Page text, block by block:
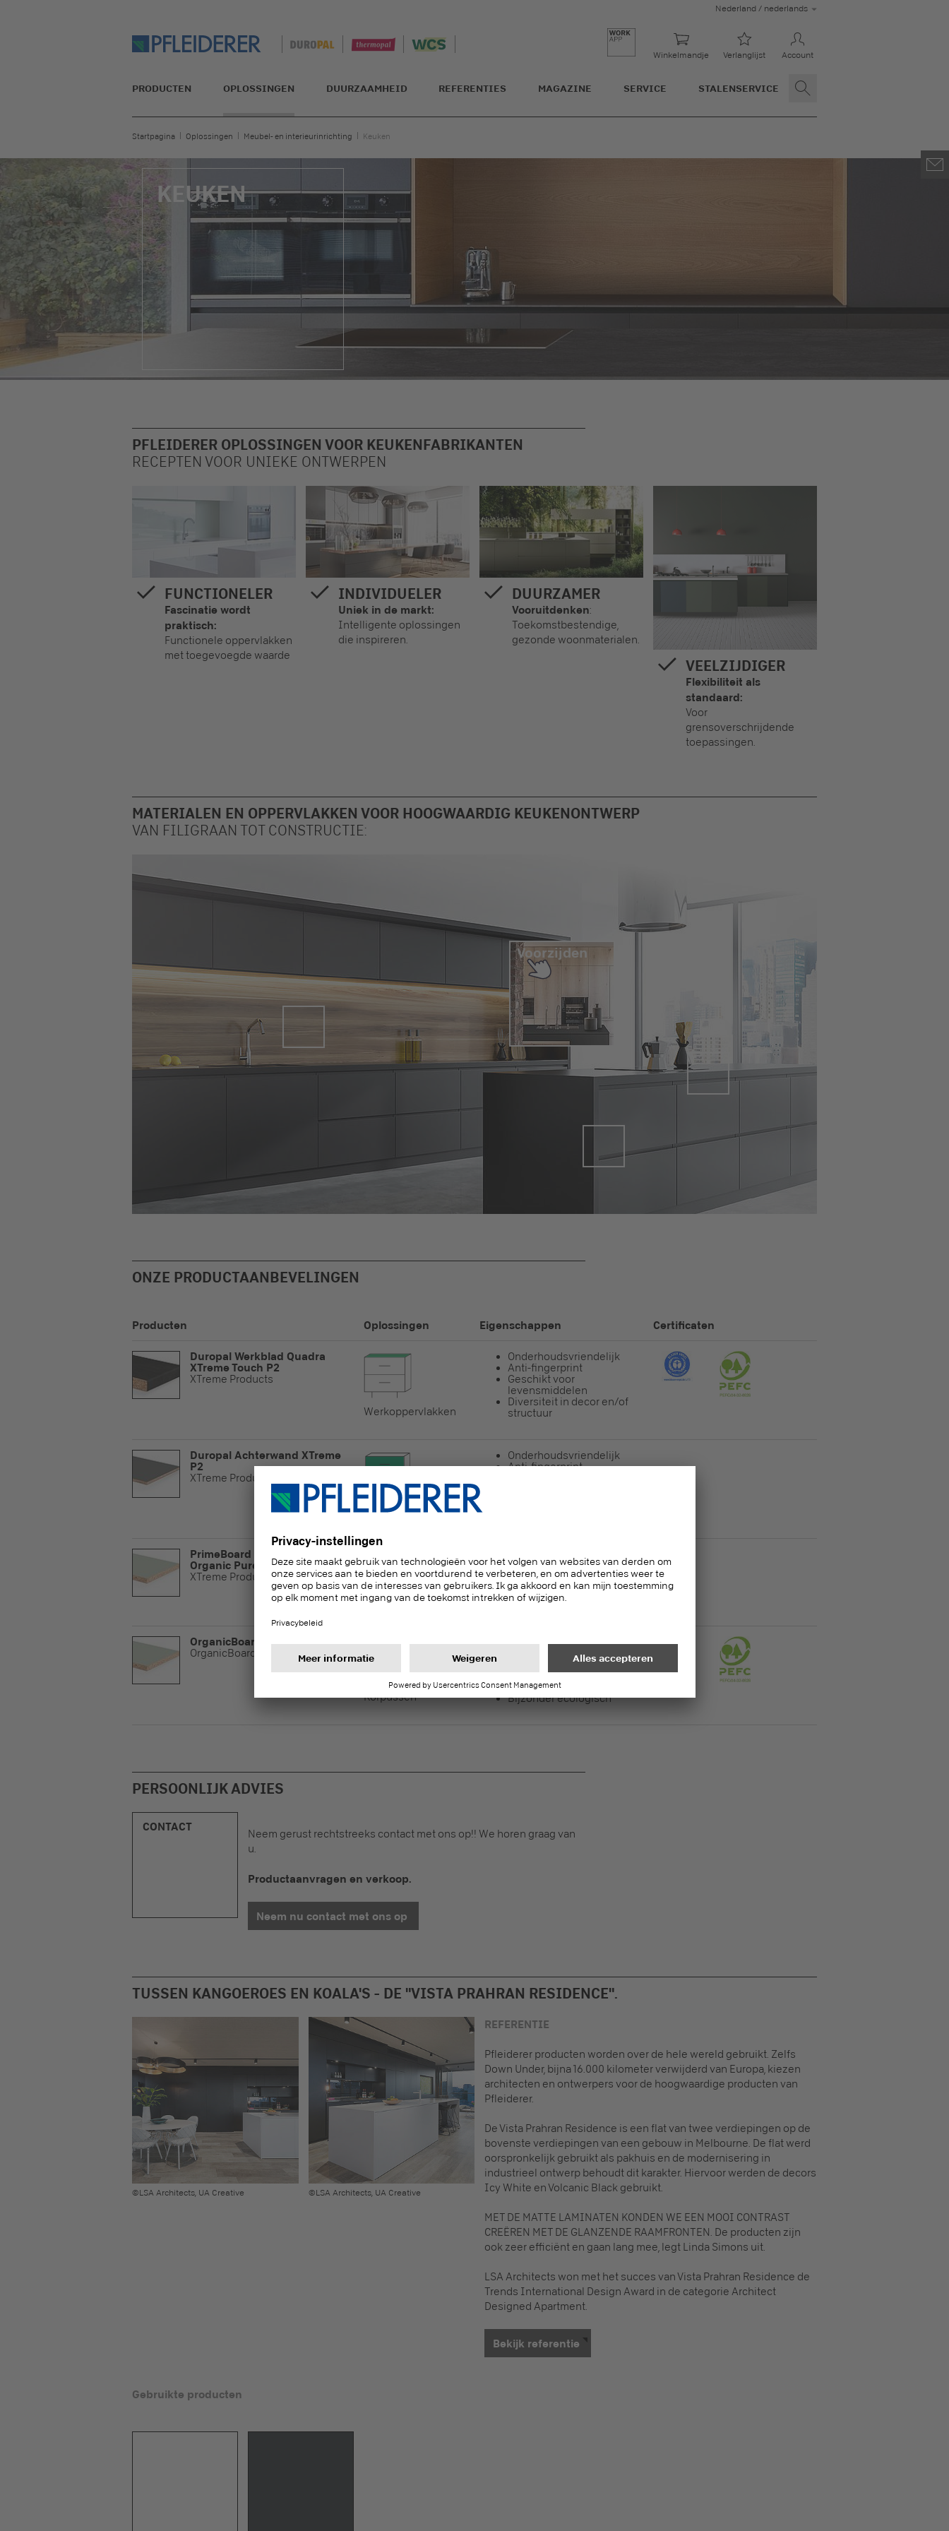
Nederland / nederlands
Winkelmandje Verlanglijst Account
PRODUCTEN OPLOSSINGEN DUURZAAMHEID REFERENTIES MAGAZINE SERVICE STALENSERVICE
Startpagina Oplossingen Meubel- en interieurinrichting Keuken
KEUKEN
PFLEIDERER OPLOSSINGEN VOOR KEUKENFABRIKANTEN
RECEPTEN VOOR UNIEKE ONTWERPEN
FUNCTIONELER
Fascinatie wordt
praktisch:
Functionele oppervlakken
met toegevoegde waarde
INDIVIDUELER
Uniek in de markt:
Intelligente oplossingen
die inspireren.
DUURZAMER
Vooruitdenken:
Toekomstbestendige,
gezonde woonmaterialen.
VEELZIJDIGER
Flexibiliteit als
standaard:
Voor
grensoverschrijdende
toepassingen.
MATERIALEN EN OPPERVLAKKEN VOOR HOOGWAARDIG KEUKENONTWERP
VAN FILIGRAAN TOT CONSTRUCTIE:
Voorzijden
ONZE PRODUCTAANBEVELINGEN
Producten Oplossingen Eigenschappen Certificaten
Duropal Werkblad Quadra
XTreme Touch P2
XTreme Products
Werkoppervlakken
Onderhoudsvriendelijk
Anti-fingerprint
Geschikt voor
levensmiddelen
Diversiteit in decor en/of
structuur
Duropal Achterwand XTreme
P2
XTreme Products
Achterwand
Onderhoudsvriendelijk
Anti-fingerprint
PrimeBoard XTreme Matt
Organic Pure P2
XTreme Products
Anti-fingerprint
Diversiteit in decor en/of
structuur
Bijzonder ecologisch
OrganicBoard Pure P2
OrganicBoard
Korpussen
Onderhoudsvriendelijk
Diversiteit in decor en/of
Geschikt voor
levensmiddelen
Bijzonder ecologisch
PERSOONLIJK ADVIES
CONTACT
Neem gerust rechtstreeks contact met ons op!! We horen graag van
u.
Productaanvragen en verkoop.
Neem nu contact met ons op
TUSSEN KANGOEROES EN KOALA'S - DE "VISTA PRAHRAN RESIDENCE".
©LSA Architects, UA Creative ©LSA Architects, UA Creative
REFERENTIE
Pfleiderer producten worden over de hele wereld gebruikt. Zelfs
Down Under, bijna 16.000 kilometer verwijderd van Europa, kiezen
architecten en ontwerpers voor de hoogwaardige producten van
Pfleiderer.
De Vista Prahran Residence is een flat van twee verdiepingen op de
bovenste verdiepingen van een gebouw in Melbourne. De flat werd
oorspronkelijk gebruikt als pakhuis en de modernisering in
industrieel ontwerp behoudt dit karakter. Hiervoor werden de decors
Icy White en Volcanic Black gebruikt.
MET DE MATTE LAMINATEN KONDEN WE EEN MOOI CONTRAST
CREËREN MET DE GLANZENDE RAAMFRONTEN. De producten zijn
ook zeer efficiënt en gaan lang mee, legt Linda Simons uit.
LSA Architects won met het succes van Vista Prahran Residence de
Trends International Design Award in de categorie Architect
Designed Apartment.
Bekijk referentie
Gebruikte producten